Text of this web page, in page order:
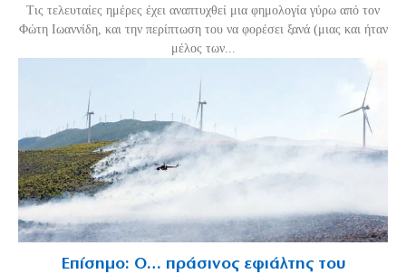
Τις τελευταίες ημέρες έχει αναπτυχθεί μια φημολογία γύρω από τον
Φώτη Ιωαννίδη, και την περίπτωση του να φορέσει ξανά (μιας και ήταν
μέλος των...
Επίσημο: Ο… πράσινος εφιάλτης του